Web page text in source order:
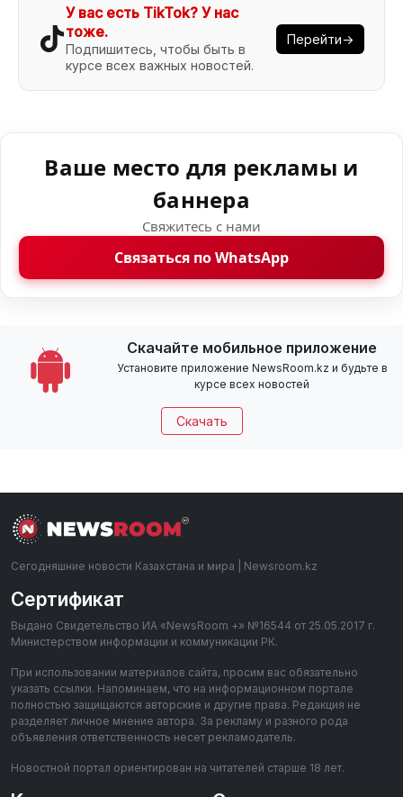
У вас есть TikTok? У нас
тоже.
Подпишитесь, чтобы быть в
курсе всех важных новостей.
Перейти→
Ваше место для рекламы и
баннера
Свяжитесь с нами
Связаться по WhatsApp
Скачайте мобильное приложение
Установите приложение NewsRoom.kz и будьте в
курсе всех новостей
Скачать
Сегодняшние новости Казахстана и мира | Newsroom.kz
Сертификат
Выдано Свидетельство ИА «NewsRoom +» №16544 от 25.05.2017 г.
Министерством информации и коммуникации РК.
При использовании материалов сайта, просим вас обязательно
указать ссылки. Напоминаем, что на информационном портале
полностью защищаются авторские и другие права. Редакция не
разделяет личное мнение автора. За рекламу и разного рода
объявления ответственность несет рекламодатель.
Новостной портал ориентирован на читателей старше 18 лет.